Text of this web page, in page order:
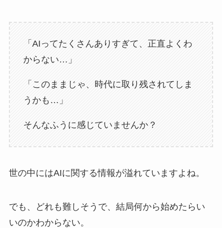
「AIってたくさんありすぎて、正直よくわ
からない…」
「このままじゃ、時代に取り残されてしま
うかも…」
そんなふうに感じていませんか？
世の中にはAIに関する情報が溢れていますよね。
でも、どれも難しそうで、結局何から始めたらい
いのかわからない。